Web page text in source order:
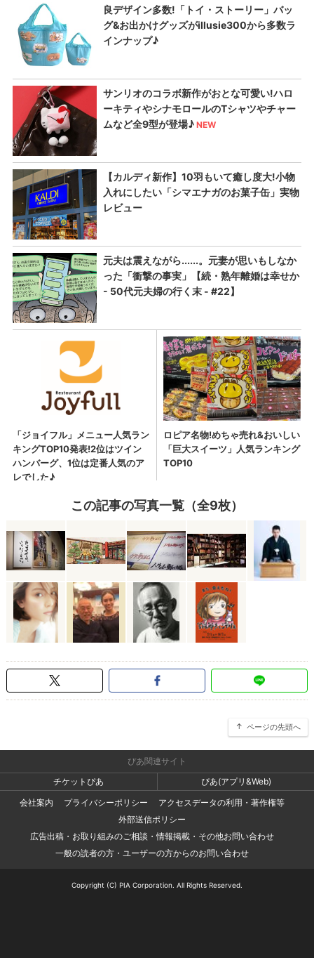
この記事の写真一覧（全9枚）
ページの先頭へ
ぴあ関連サイト
チケットぴあ
ぴあ(アプリ&Web)
会社案内
プライバシーポリシー
アクセスデータの利用・著作権等
外部送信ポリシー
広告出稿・お取り組みのご相談・情報掲載・その他お問い合わせ
一般の読者の方・ユーザーの方からのお問い合わせ
Copyright (C) PIA Corporation. All Rights Reserved.